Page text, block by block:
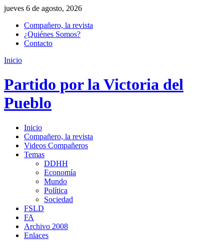
jueves 6 de agosto, 2026
Compañero, la revista
¿Quiénes Somos?
Contacto
Inicio
Partido por la Victoria del
Pueblo
Inicio
Compañero, la revista
Videos Compañeros
Temas
DDHH
Economía
Mundo
Política
Sociedad
FSLD
FA
Archivo 2008
Enlaces